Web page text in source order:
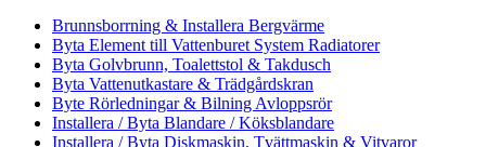
Brunnsborrning & Installera Bergvärme
Byta Element till Vattenburet System Radiatorer
Byta Golvbrunn, Toalettstol & Takdusch
Byta Vattenutkastare & Trädgårdskran
Byte Rörledningar & Bilning Avloppsrör
Installera / Byta Blandare / Köksblandare
Installera / Byta Diskmaskin, Tvättmaskin & Vitvaror